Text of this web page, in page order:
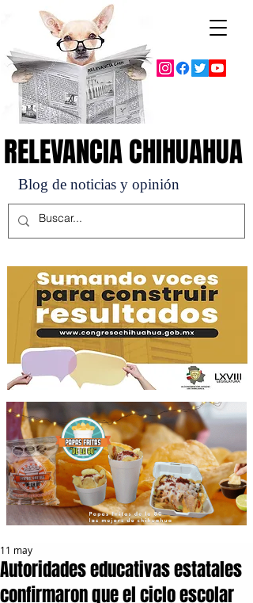
Blog de noticias y opinión
RELEVANCIA CHIHUAHUA
RELEVANCIA CHIHUAHUA
Autoridades educativas estatales
confirmaron que el ciclo escolar
11 may